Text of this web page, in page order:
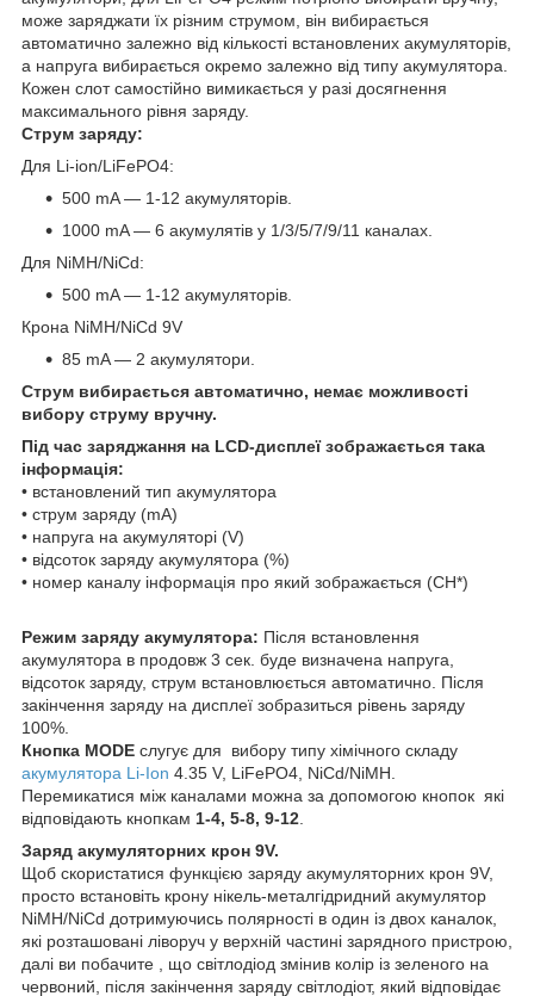
може заряджати їх різним струмом, він вибирається
автоматично залежно від кількості встановлених акумуляторів,
а напруга вибирається окремо залежно від типу акумулятора.
Кожен слот самостійно вимикається у разі досягнення
максимального рівня заряду.
Струм заряду:
Для Li-ion/LiFePO4:
500 mA — 1-12 акумуляторів.
1000 mA — 6 акумулятів у 1/3/5/7/9/11 каналах.
Для NiMH/NiCd:
500 mA — 1-12 акумуляторів.
Крона NiMH/NiCd 9V
85 mA — 2 акумулятори.
Струм вибирається автоматично, немає можливості
вибору струму вручну.
Під час заряджання на LCD-дисплеї зображається така
інформація:
• встановлений тип акумулятора
• струм заряду (mA)
• напруга на акумуляторі (V)
• відсоток заряду акумулятора (%)
• номер каналу інформація про який зображається (CH*)
Режим заряду акумулятора: Після встановлення
акумулятора в продовж 3 сек. буде визначена напруга,
відсоток заряду, струм встановлюється автоматично. Після
закінчення заряду на дисплеї зобразиться рівень заряду
100%.
Кнопка MODE слугує для вибору типу хімічного складу
акумулятора Li-Ion 4.35 V, LiFePO4, NiCd/NiMH.
Перемикатися між каналами можна за допомогою кнопок які
відповідають кнопкам 1-4, 5-8, 9-12
Заряд акумуляторних крон 9V.
Щоб скористатися функцією заряду акумуляторних крон 9V,
просто встановіть крону нікель-металгідридний акумулятор
NiMH/NiCd дотримуючись полярності в один із двох каналок,
які розташовані ліворуч у верхній частині зарядного пристрою,
далі ви побачите , що світлодіод змінив колір із зеленого на
червоний, після закінчення заряду світлодіот, який відповідає